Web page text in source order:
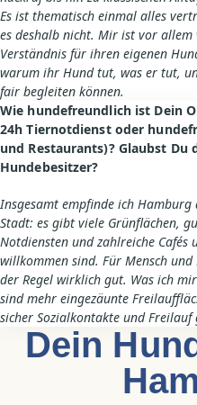
Es ist thematisch einmal alles
es deshalb nicht. Mir ist vor allem
Verständnis für ihren eigenen
warum ihr Hund tut, was er tut,
fair begleiten können.
Wie hundefreundlich ist Dein
24h Tiernotdienst oder
und Restaurants)? Glaubst
Hundebesitzer?
Insgesamt empfinde ich
Stadt: es gibt viele Grünflächen,
Notdiensten und zahlreiche Cafés
willkommen sind. Für Mensch
der Regel wirklich gut. Was ich
sind mehr eingezäunte
sicher Sozialkontakte und Freilauf
Dein